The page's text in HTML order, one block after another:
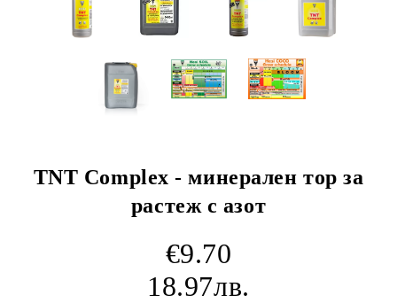
TNT Complex - минерален тор за
растеж с азот
€9.70
18.97лв.